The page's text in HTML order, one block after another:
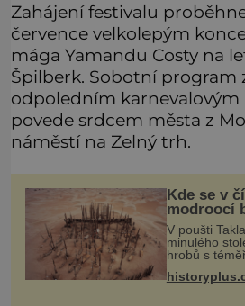
Zahájení festivalu
července velkolepým
mága Yamandu Costy na
Špilberk. Sobotní program
odpoledním
povede srdcem města z
náměstí na Zelný trh.
Kde se v
modroocí
V poušti
minulého
hrobů s
četnými